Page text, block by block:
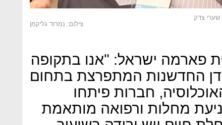
שערי צדק
צילום: נמרוד גליקמן
פארמה ישראל: "אנו בתקופה
החדשנות המתפרצת בתחום
חברות פיתחו
מחלות ורפואה מותאמת